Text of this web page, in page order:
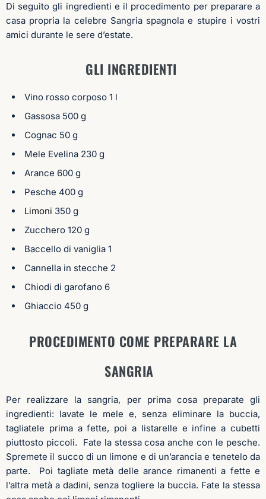
Di seguito gli ingredienti e il procedimento per preparare a
casa propria la celebre Sangria spagnola e stupire i vostri
amici durante le sere d’estate.
GLI INGREDIENTI
Vino rosso corposo 1 l
Gassosa 500 g
Cognac 50 g
Mele Evelina 230 g
Arance 600 g
Pesche 400 g
Limoni 350 g
Zucchero 120 g
Baccello di vaniglia 1
Cannella in stecche 2
Chiodi di garofano 6
Ghiaccio 450 g
PROCEDIMENTO COME PREPARARE LA
SANGRIA
Per realizzare la sangria, per prima cosa preparate gli
ingredienti: lavate le mele e, senza eliminare la buccia,
tagliatele prima a fette, poi a listarelle e infine a cubetti
piuttosto piccoli.
Fate la stessa cosa anche con le pesche.
Spremete il succo di un limone e di un’arancia e tenetelo da
parte.
Poi tagliate metà delle arance rimanenti a fette e
l’altra metà a dadini, senza togliere la buccia. Fate la stessa